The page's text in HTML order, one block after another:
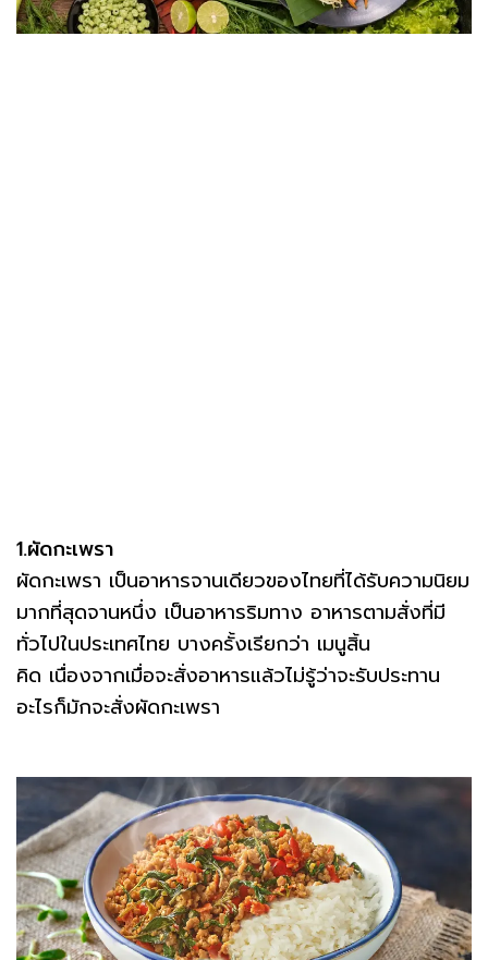
1.ผัดกะเพรา
ผัดกะเพรา เป็นอาหารจานเดียวของไทยที่ได้รับความนิยม
มากที่สุดจานหนึ่ง เป็นอาหารริมทาง อาหารตามสั่งที่มี
ทั่วไปในประเทศไทย บางครั้งเรียกว่า เมนูสิ้น
คิด เนื่องจากเมื่อจะสั่งอาหารแล้วไม่รู้ว่าจะรับประทาน
อะไรก็มักจะสั่งผัดกะเพรา